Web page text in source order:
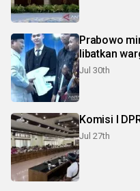
Prabowo
libatkan
Jul 30th
Komisi I
Jul 27th